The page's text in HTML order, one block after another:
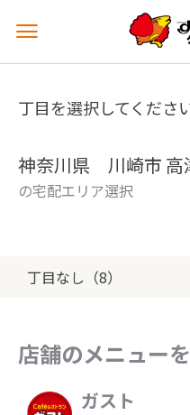
メ
ュ
を
丁目を選択してくださ
神奈川県 川崎市
の宅配エリア選択
丁目なし（8）
店舗のメニュー
ガスト